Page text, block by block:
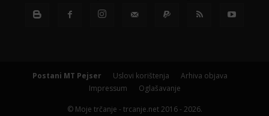
Postani MT Pejser Uslovi korištenja
Arhiva objava
Impressum
Oglašavanje
© Moje trčanje - trcanje.net 2016 - 2026.